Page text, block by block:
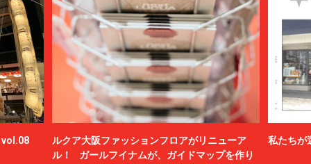
vol.08
ルクア大阪ファッションフロアがリニューア
ル！ ガールフイナムが、ガイドマップを作り
私たちが